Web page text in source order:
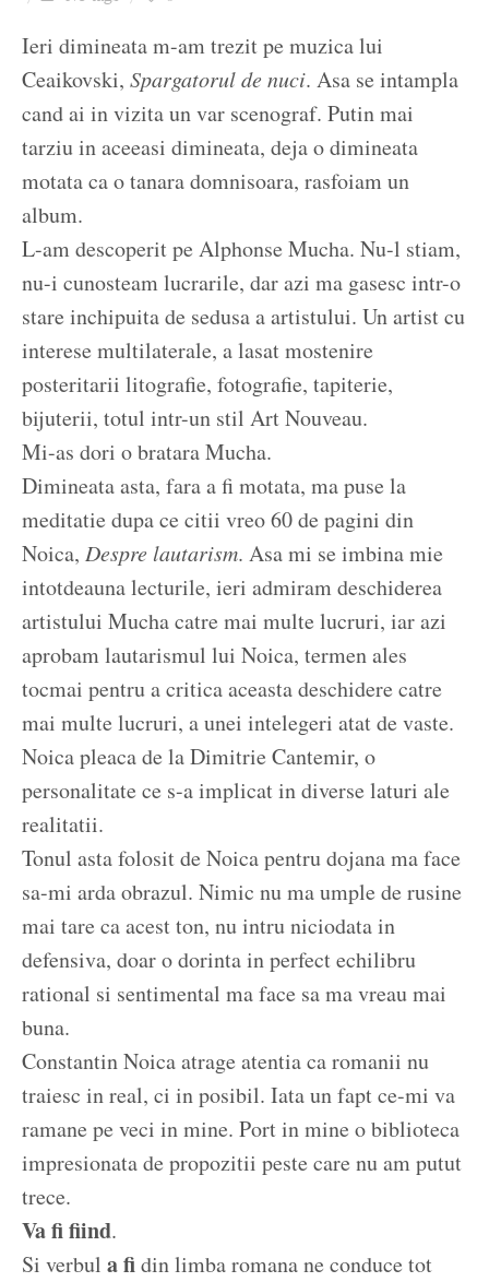
Ieri dimineata m-am trezit pe muzica lui
Ceaikovski, Spargatorul de nuci. Asa se intampla
cand ai in vizita un var scenograf. Putin mai
tarziu in aceeasi dimineata, deja o dimineata
motata ca o tanara domnisoara, rasfoiam un
album.
L-am descoperit pe Alphonse Mucha. Nu-l stiam,
nu-i cunosteam lucrarile, dar azi ma gasesc intr-o
stare inchipuita de sedusa a artistului. Un artist cu
interese multilaterale, a lasat mostenire
posteritarii litografie, fotografie, tapiterie,
bijuterii, totul intr-un stil Art Nouveau.
Mi-as dori o bratara Mucha.
Dimineata asta, fara a fi motata, ma puse la
meditatie dupa ce citii vreo 60 de pagini din
Noica, Despre lautarism. Asa mi se imbina mie
intotdeauna lecturile, ieri admiram deschiderea
artistului Mucha catre mai multe lucruri, iar azi
aprobam lautarismul lui Noica, termen ales
tocmai pentru a critica aceasta deschidere catre
mai multe lucruri, a unei intelegeri atat de vaste.
Noica pleaca de la Dimitrie Cantemir, o
personalitate ce s-a implicat in diverse laturi ale
realitatii.
Tonul asta folosit de Noica pentru dojana ma face
sa-mi arda obrazul. Nimic nu ma umple de rusine
mai tare ca acest ton, nu intru niciodata in
defensiva, doar o dorinta in perfect echilibru
rational si sentimental ma face sa ma vreau mai
buna.
Constantin Noica atrage atentia ca romanii nu
traiesc in real, ci in posibil. Iata un fapt ce-mi va
ramane pe veci in mine. Port in mine o biblioteca
impresionata de propozitii peste care nu am putut
trece.
Va fi fiind.
Si verbul a fidin limba romana ne conduce tot